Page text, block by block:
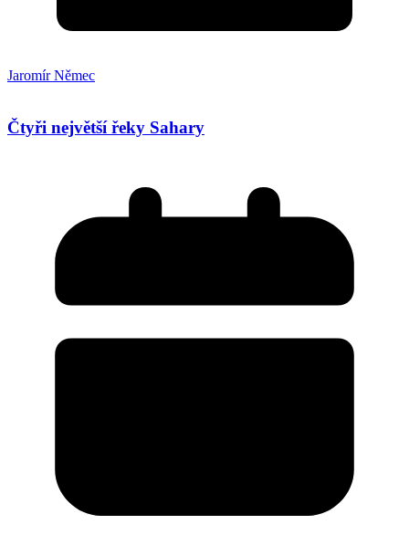
Jaromír Němec
Čtyři největší řeky Sahary